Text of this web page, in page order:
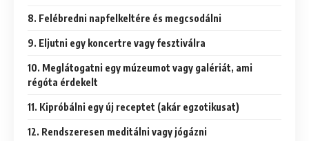
8. Felébredni napfelkeltére és megcsodálni
9. Eljutni egy koncertre vagy fesztiválra
10. Meglátogatni egy múzeumot vagy galériát, ami
régóta érdekelt
11. Kipróbálni egy új receptet (akár egzotikusat)
12. Rendszeresen meditálni vagy jógázni